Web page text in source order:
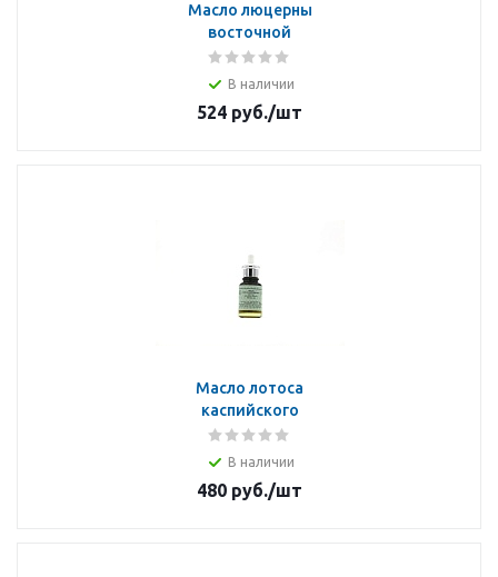
Масло люцерны
восточной
В наличии
524 руб./шт
Масло лотоса
каспийского
В наличии
480 руб./шт